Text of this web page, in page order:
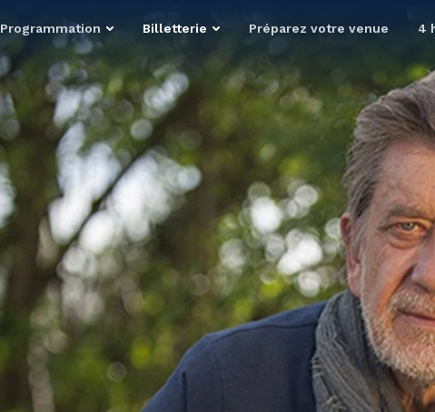
Programmation Billetterie Préparez votre venue 4